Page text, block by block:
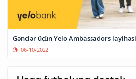
Gənclər üçün Yelo Ambassadors layihəsi
06-10-2022